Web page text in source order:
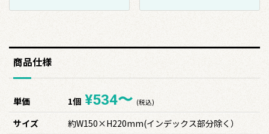
商品仕様
単価 1個 ¥534〜 (税込)
サイズ
約W150×H220mm(インデックス部分除く）